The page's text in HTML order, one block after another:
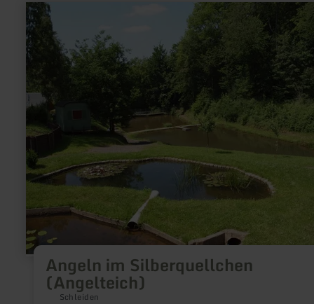
Angeln im Silberquellchen
(Angelteich)
Schleiden
meer
informatie
over:
Angeln
im
Silberquellchen
(Angelteich)